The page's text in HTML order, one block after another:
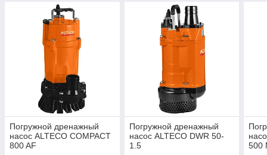
Погружной дренажный
насос ALTECO COMPACT
800 AF
Погружной дренажный
насос ALTECO DWR 50-
1.5
500